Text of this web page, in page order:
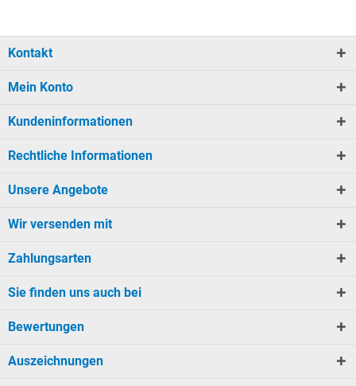
Kontakt
Mein Konto
Kundeninformationen
Rechtliche Informationen
Unsere Angebote
Wir versenden mit
Zahlungsarten
Sie finden uns auch bei
Bewertungen
Auszeichnungen